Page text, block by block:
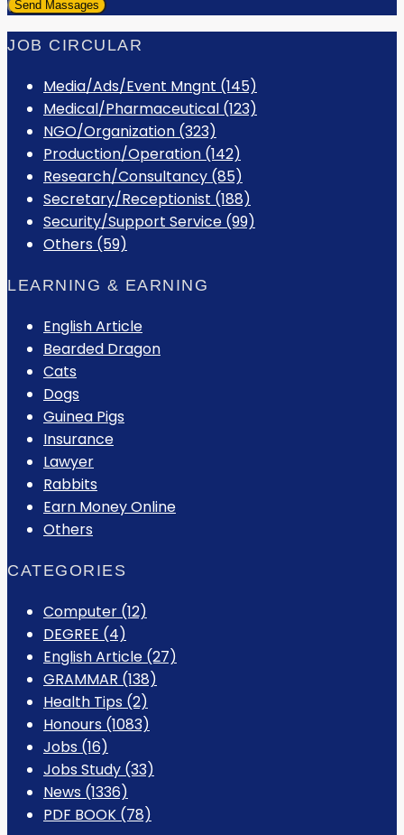
JOB CIRCULAR
Media/Ads/Event Mngnt (145)
Medical/Pharmaceutical (123)
NGO/Organization (323)
Production/Operation (142)
Research/Consultancy (85)
Secretary/Receptionist (188)
Security/Support Service (99)
Others (59)
LEARNING & EARNING
English Article
Bearded Dragon
Cats
Dogs
Guinea Pigs
Insurance
Lawyer
Rabbits
Earn Money Online
Others
CATEGORIES
Computer (12)
DEGREE (4)
English Article (27)
GRAMMAR (138)
Health Tips (2)
Honours (1083)
Jobs (16)
Jobs Study (33)
News (1336)
PDF BOOK (78)